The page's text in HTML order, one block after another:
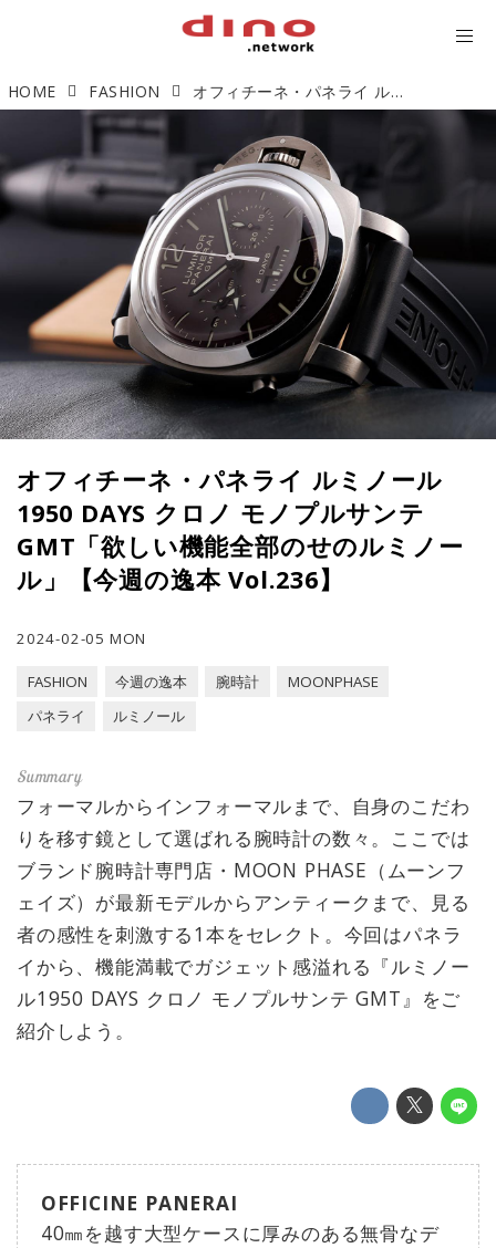
HOME FASHION オフィチーネ・パネライ ルミノール1950 DAYS クロノ モノプルサンテ GMT「欲しい機能全部のせのルミノール」【今週の逸本 Vol.236】
オフィチーネ・パネライ ルミノール
1950 DAYS クロノ モノプルサンテ
GMT「欲しい機能全部のせのルミノー
ル」【今週の逸本 Vol.236】
2024-02-05 MON
FASHION 今週の逸本 腕時計
MOONPHASE
パネライ
ルミノール
フォーマルからインフォーマルまで、自身のこだわ
りを移す鏡として選ばれる腕時計の数々。ここでは
ブランド腕時計専門店・MOON PHASE（ムーンフ
ェイズ）が最新モデルからアンティークまで、見る
者の感性を刺激する1本をセレクト。今回はパネラ
イから、機能満載でガジェット感溢れる『ルミノー
ル1950 DAYS クロノ モノプルサンテ GMT』をご
紹介しよう。
OFFICINE PANERAI
40㎜を越す大型ケースに厚みのある無骨なデ